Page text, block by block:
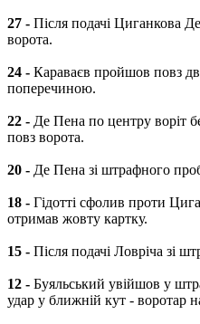
27 - Після подачі Циганкова
ворота.
24 - Караваєв пройшов повз
поперечиною.
22 - Де Пена по центру воріт
повз ворота.
20 - Де Пена зі штрафного
18 - Гідотті сфолив проти
отримав жовту картку.
15 - Після подачі Ловріча зі
12 - Буяльський увійшов у
удар у ближній кут - воротар